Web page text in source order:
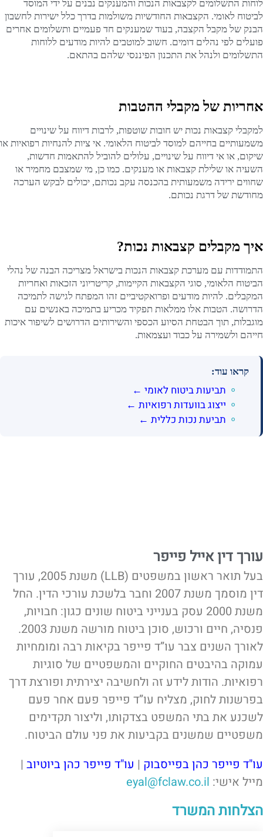
לוחות התשלומים לקצבאות הנכות והמענקים נבנים על ידי המוסד
לביטוח לאומי. הקצבאות החודשיות משולמות בדרך כלל ישירות לחשבון
הבנק של מקבל הקצבה, בעוד שמענקים חד פעמיים ותשלומים אחרים
פועלים לפי נהלים דומים. חשוב למוטבים להיות מודעים ללוחות
התשלומים ולנהל את התכנון הפיננסי שלהם בהתאם.
אחריות של מקבלי ההטבות
למקבלי קצבאות נכות יש חובות שוטפות, לרבות דיווח על שינויים
משמעותיים בחייהם למוסד לביטוח הלאומי. אי ציות להנחיות רפואיות או
שיקום, או אי דיווח על שינויים, עלולים להוביל להתאמות חדשות,
השעיה או שלילת קצבאות או מענקים. כמו כן, מי שמצבם מחמיר או
שחווים ירידה משמעותית בהכנסה עקב נכותם, יכולים לבקש הערכה
מחודשת של דרגת נכותם.
איך מקבלים קצבאות נכות?
התמודדות עם מערכת קצבאות הנכות בישראל מצריכה הבנה של נהלי
הביטוח הלאומי, סוגי הקצבאות הקיימות, קריטריוני הזכאות ואחריות
המקבלים. להיות מודעים ופרואקטיביים זהו המפתח לגישה לתמיכה
הדרושה. הטבות אלו ממלאות תפקיד מכריע בתמיכה באנשים עם
מוגבלות, תוך הבטחת הסיוע הכספי והשירותים הדרושים לשיפור איכות
חייהם ולשמירה על כבוד ועצמאות.
קראו עוד:
תביעות ביטוח לאומי ←
ייצוג בוועדות רפואיות ←
תביעת נכות כללית ←
עורך דין אייל פייפר
בעל תואר ראשון במשפטים (LLB) משנת 2005, עורך
דין מוסמך משנת 2007 וחבר בלשכת עורכי הדין. החל
משנת 2000 עסק בענייני ביטוח שונים כגון: חבויות,
פנסיה, חיים ורכוש, סוכן ביטוח מורשה משנת 2003.
לאורך השנים צבר עו”ד פייפר בקיאות רבה ומומחיות
עמוקה בהיבטים החוקיים והמשפטיים של סוגיות
רפואיות. הודות לידע זה ולחשיבה יצירתית ופורצת דרך
בפרשנות לחוק, מצליח עו”ד פייפר פעם אחר פעם
לשכנע את בתי המשפט בצדקותו, וליצור תקדימים
משפטיים שמשנים בקביעות את פני עולם הביטוח.
עו"ד פייפר כהן בפייסבוק | עו"ד פייפר כהן ביוטיוב |
מייל אישי: eyal@fclaw.co.il
הצלחות המשרד